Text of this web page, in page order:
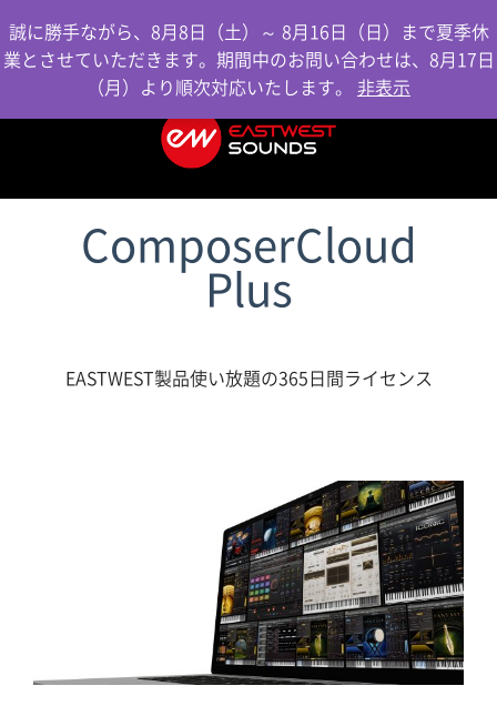
0
ComposerCloud
Plus
EASTWEST製品使い放題の365日間ライセンス
誠に勝手ながら、8月8日（土）～ 8月16日（日）まで夏季休
業とさせていただきます。期間中のお問い合わせは、8月17日
（月）より順次対応いたします。 非表示